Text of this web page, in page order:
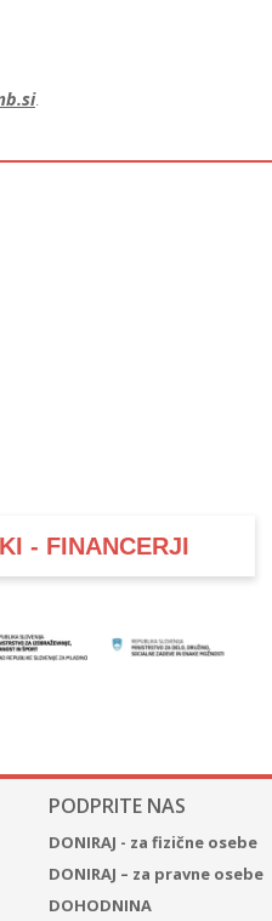
.
- FINANCERJI
PODPRITE NAS
DONIRAJ - za fizične osebe
DONIRAJ – za pravne osebe
DOHODNINA